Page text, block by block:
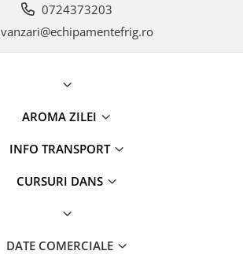
0724373203
vanzari@echipamentefrig.ro
AROMA ZILEI
INFO TRANSPORT
CURSURI DANS
DATE COMERCIALE